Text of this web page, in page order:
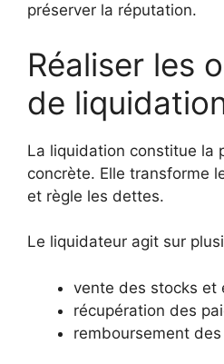
préserver la réputation.
Réaliser les
de
La liquidation constitue la
concrète. Elle transforme
et règle les dettes.
Le liquidateur agit sur
vente des stocks et
récupération des
remboursement